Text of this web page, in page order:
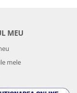
MEU
mele